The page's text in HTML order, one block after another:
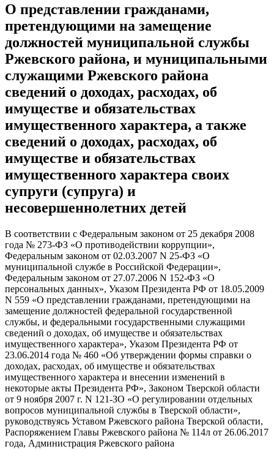
О представлении гражданами,
претендующими на замещение
должностей муниципальной службы
Ржевского района, и муниципальными
служащими Ржевского района
сведений о доходах, расходах, об
имуществе и обязательствах
имущественного характера, а также
сведений о доходах, расходах, об
имуществе и обязательствах
имущественного характера своих
супруги (супруга) и
несовершеннолетних детей
В соответствии с Федеральным законом от 25 декабря 2008
года № 273-ФЗ «О противодействии коррупции»,
Федеральным законом от 02.03.2007 N 25-ФЗ «О
муниципальной службе в Российской Федерации»,
Федеральным законом от 27.07.2006 N 152-ФЗ «О
персональных данных», Указом Президента РФ от 18.05.2009
N 559 «О представлении гражданами, претендующими на
замещение должностей федеральной государственной
службы, и федеральными государственными служащими
сведений о доходах, об имуществе и обязательствах
имущественного характера», Указом Президента РФ от
23.06.2014 года № 460 «Об утверждении формы справки о
доходах, расходах, об имуществе и обязательствах
имущественного характера и внесении изменений в
некоторые акты Президента РФ», Законом Тверской области
от 9 ноября 2007 г. N 121-ЗО «О регулировании отдельных
вопросов муниципальной службы в Тверской области»,
руководствуясь Уставом Ржевского района Тверской области,
Распоряжением Главы Ржевского района № 114л от 26.06.2017
года, Администрация Ржевского района